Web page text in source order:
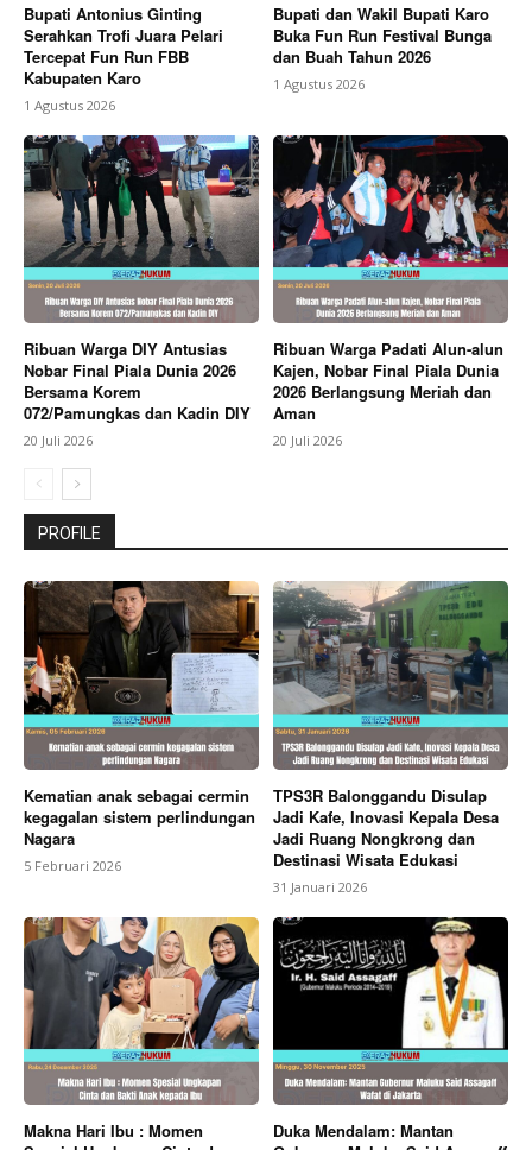
Bupati Antonius Ginting
Serahkan Trofi Juara Pelari
Tercepat Fun Run FBB
Kabupaten Karo
1 Agustus 2026
Bupati dan Wakil Bupati Karo
Buka Fun Run Festival Bunga
dan Buah Tahun 2026
1 Agustus 2026
Ribuan Warga DIY Antusias
Nobar Final Piala Dunia 2026
Bersama Korem
072/Pamungkas dan Kadin DIY
20 Juli 2026
Ribuan Warga Padati Alun-alun
Kajen, Nobar Final Piala Dunia
2026 Berlangsung Meriah dan
Aman
20 Juli 2026
PROFILE
Kematian anak sebagai cermin
kegagalan sistem perlindungan
Nagara
5 Februari 2026
TPS3R Balonggandu Disulap
Jadi Kafe, Inovasi Kepala Desa
Jadi Ruang Nongkrong dan
Destinasi Wisata Edukasi
31 Januari 2026
Makna Hari Ibu : Momen
Duka Mendalam: Mantan